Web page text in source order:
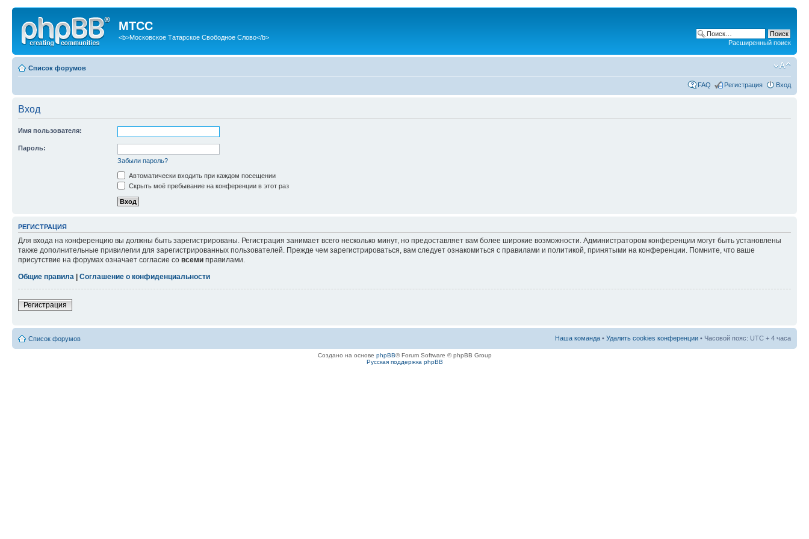
МТСС
<b>Московское Татарское Свободное Слово</b>
Расширенный поиск
Список форумов
FAQ Регистрация Вход
Вход
Имя пользователя:
Пароль:
Забыли пароль?
Автоматически входить при каждом посещении
Скрыть моё пребывание на конференции в этот раз
РЕГИСТРАЦИЯ
Для входа на конференцию вы должны быть зарегистрированы. Регистрация занимает всего несколько минут, но предоставляет вам более широкие возможности. Администратором конференции могут быть установлены
также дополнительные привилегии для зарегистрированных пользователей. Прежде чем зарегистрироваться, вам следует ознакомиться с правилами и политикой, принятыми на конференции. Помните, что ваше
присутствие на форумах означает согласие со всеми правилами.
Общие правила
Соглашение о конфиденциальности
Регистрация
Список форумов Наша команда • Удалить cookies конференции • Часовой пояс: UTC + 4 часа
Создано на основе phpBB® Forum Software © phpBB Group
Русская поддержка phpBB